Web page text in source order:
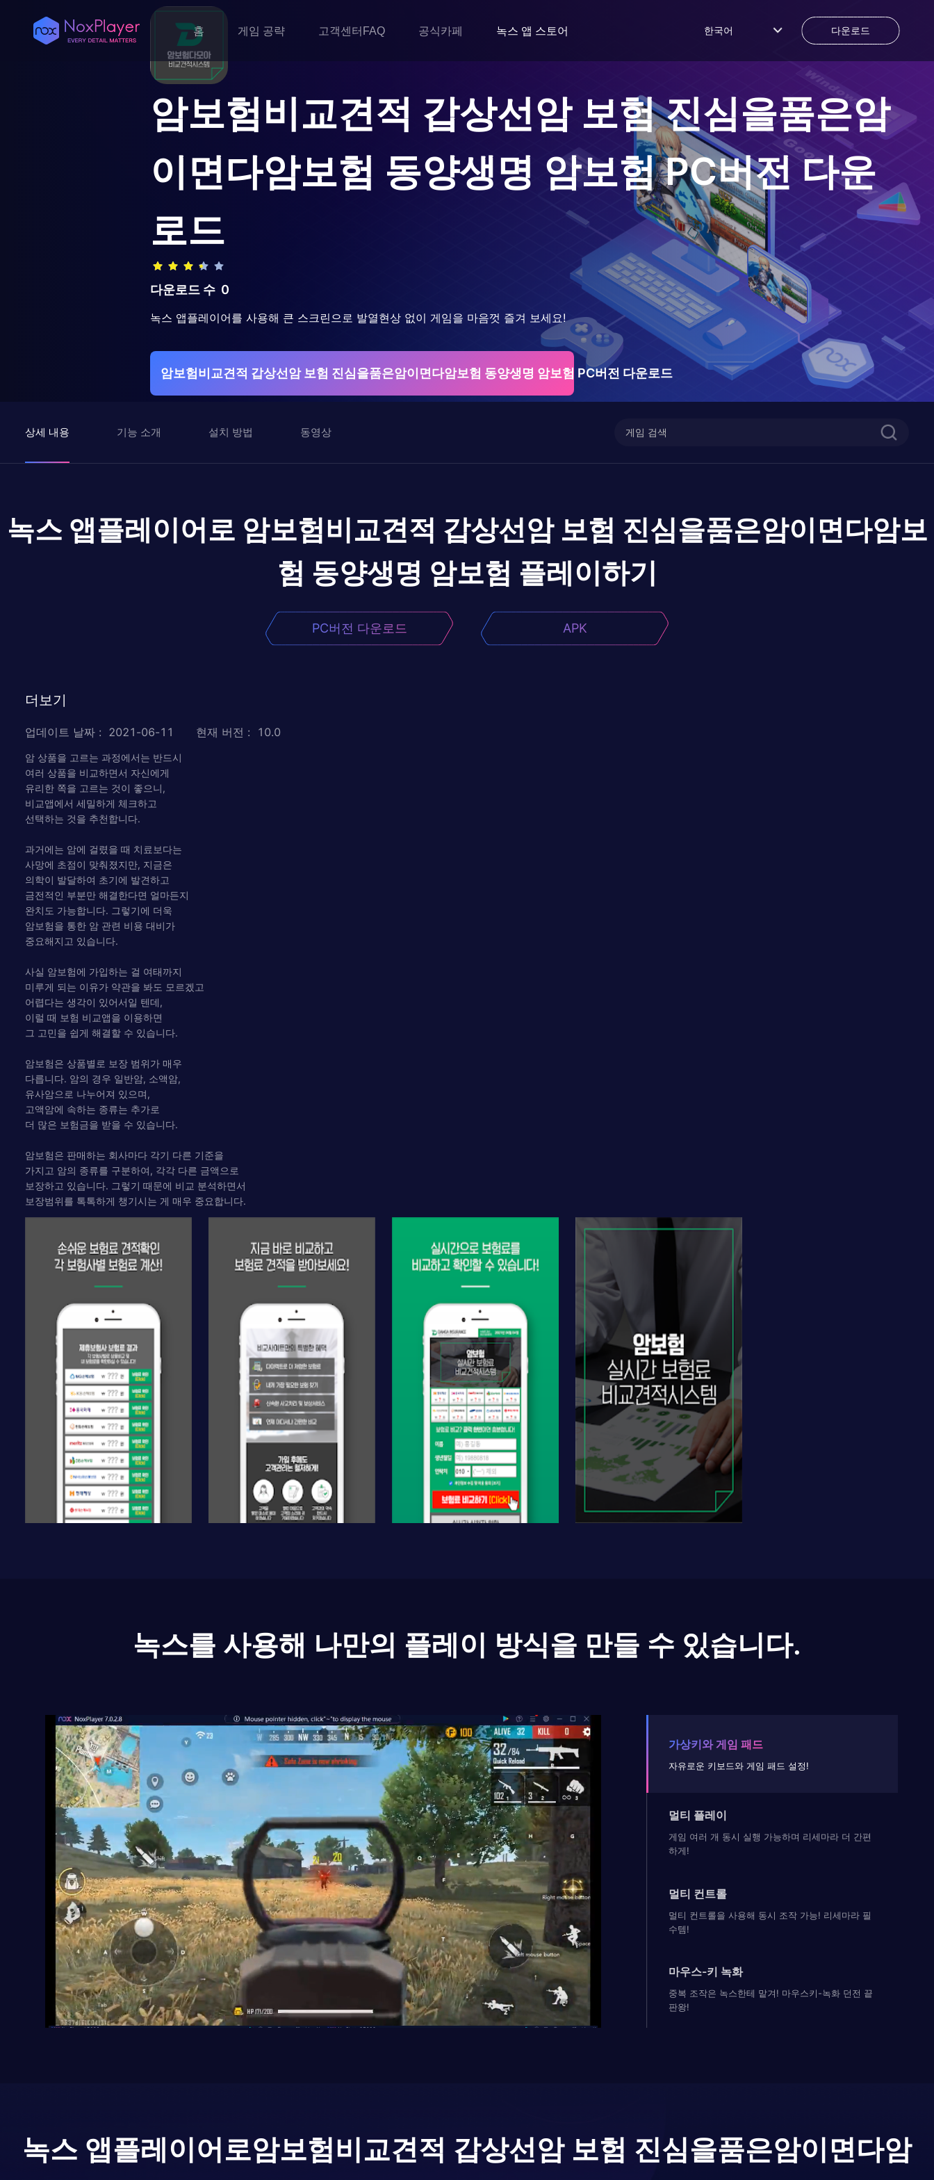
홈 게임 공략 고객센터FAQ 공식카페 녹스 앱 스토어 한국어 다운로드
암보험비교견적 갑상선암 보험 진심을품은암
이면다암보험 동양생명 암보험PC버전 다운
로드
다운로드 수 0
녹스 앱플레이어를 사용해 큰 스크린으로 발열현상 없이 게임을 마음껏 즐겨 보세요!
암보험비교견적 갑상선암 보험 진심을품은암이면다암보험 동양생명 암보험 PC버전 다운로드
상세 내용 기능 소개 설치 방법 동영상
녹스 앱플레이어로 암보험비교견적 갑상선암 보험 진심을품은암이면다암보
험 동양생명 암보험 플레이하기
PC버전 다운로드 APK
더보기
업데이트 날짜 : 2021-06-11 현재 버전 : 10.0
암 상품을 고르는 과정에서는 반드시
여러 상품을 비교하면서 자신에게
유리한 쪽을 고르는 것이 좋으니,
비교앱에서 세밀하게 체크하고
선택하는 것을 추천합니다.
과거에는 암에 걸렸을 때 치료보다는
사망에 초점이 맞춰졌지만, 지금은
의학이 발달하여 초기에 발견하고
금전적인 부분만 해결한다면 얼마든지
완치도 가능합니다. 그렇기에 더욱
암보험을 통한 암 관련 비용 대비가
중요해지고 있습니다.
사실 암보험에 가입하는 걸 여태까지
미루게 되는 이유가 약관을 봐도 모르겠고
어렵다는 생각이 있어서일 텐데,
이럴 때 보험 비교앱을 이용하면
그 고민을 쉽게 해결할 수 있습니다.
암보험은 상품별로 보장 범위가 매우
다릅니다. 암의 경우 일반암, 소액암,
유사암으로 나누어져 있으며,
고액암에 속하는 종류는 추가로
더 많은 보험금을 받을 수 있습니다.
암보험은 판매하는 회사마다 각기 다른 기준을
가지고 암의 종류를 구분하여, 각각 다른 금액으로
보장하고 있습니다. 그렇기 때문에 비교 분석하면서
보장범위를 톡톡하게 챙기시는 게 매우 중요합니다.
녹스를 사용해 나만의 플레이 방식을 만들 수 있습니다.
가상키와 게임 패드
자유로운 키보드와 게임 패드 설정!
멀티 플레이
게임 여러 개 동시 실행 가능하며 리세마라 더 간편
하게!
멀티 컨트롤
멀티 컨트롤을 사용해 동시 조작 가능! 리세마라 필
수템!
마우스-키 녹화
중복 조작은 녹스한테 맡겨! 마우스키-녹화 던전 끝
판왕!
녹스 앱플레이어로암보험비교견적 갑상선암 보험 진심을품은암이면다암